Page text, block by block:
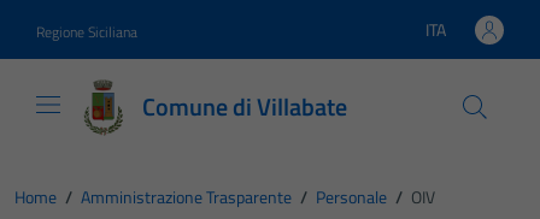
Regione Siciliana Lingua attiva:
ITA
Comune di Villabate
Home / Amministrazione Trasparente / Personale / OIV